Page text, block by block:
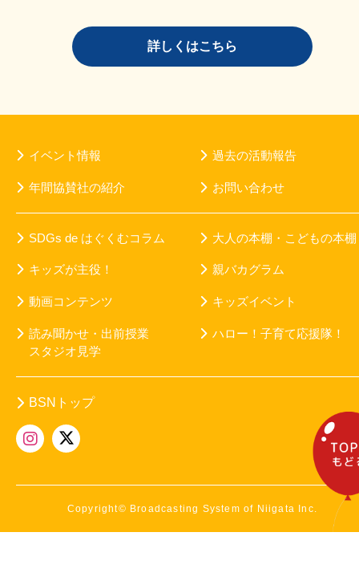
詳しくはこちら
イベント情報 過去の活動報告
年間協賛社の紹介 お問い合わせ
SDGs de はぐくむコラム 大人の本棚・こどもの本棚
キッズが主役！ 親バカグラム
動画コンテンツ キッズイベント
読み聞かせ・出前授業
スタジオ見学
ハロー！子育て応援隊！
BSNトップ
Copyright© Broadcasting System of Niigata Inc.